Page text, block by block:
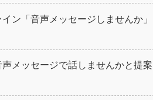
ン「音声メッセージしませんか」
メッセージで話しませんかと提案